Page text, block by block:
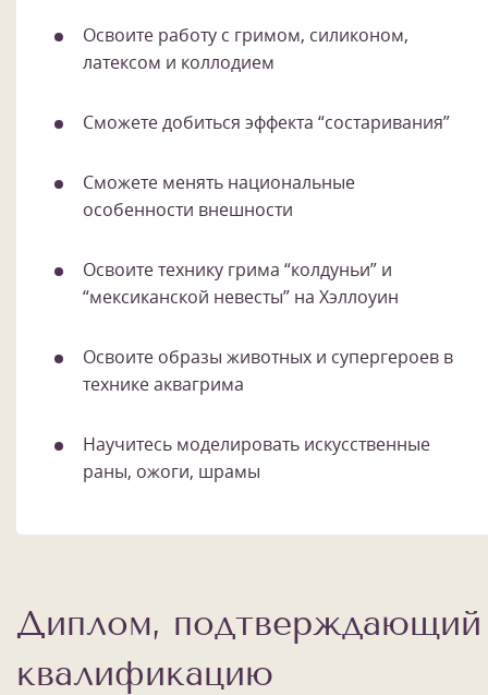
Освоите работу с гримом, силиконом,
латексом и коллодием
Сможете добиться эффекта “состаривания”
Сможете менять национальные
особенности внешности
Освоите технику грима “колдуньи” и
“мексиканской невесты” на Хэллоуин
Освоите образы животных и супергероев в
технике аквагрима
Научитесь моделировать искусственные
раны, ожоги, шрамы
Диплом, подтверждающий
квалификацию